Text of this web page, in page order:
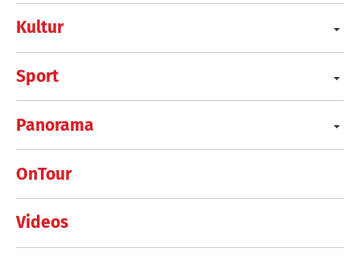
Kultur
Sport
Panorama
OnTour
Videos